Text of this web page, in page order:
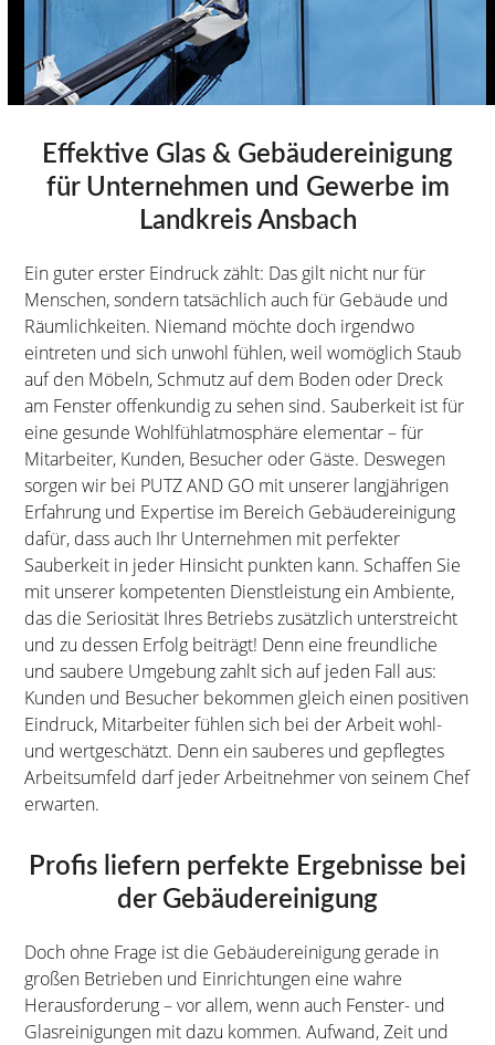
Effektive Glas & Gebäudereinigung
für Unternehmen und Gewerbe im
Landkreis Ansbach
Ein guter erster Eindruck zählt: Das gilt nicht nur für
Menschen, sondern tatsächlich auch für Gebäude und
Räumlichkeiten. Niemand möchte doch irgendwo
eintreten und sich unwohl fühlen, weil womöglich Staub
auf den Möbeln, Schmutz auf dem Boden oder Dreck
am Fenster offenkundig zu sehen sind. Sauberkeit ist für
eine gesunde Wohlfühlatmosphäre elementar – für
Mitarbeiter, Kunden, Besucher oder Gäste. Deswegen
sorgen wir bei PUTZ AND GO mit unserer langjährigen
Erfahrung und Expertise im Bereich Gebäudereinigung
dafür, dass auch Ihr Unternehmen mit perfekter
Sauberkeit in jeder Hinsicht punkten kann. Schaffen Sie
mit unserer kompetenten Dienstleistung ein Ambiente,
das die Seriosität Ihres Betriebs zusätzlich unterstreicht
und zu dessen Erfolg beiträgt! Denn eine freundliche
und saubere Umgebung zahlt sich auf jeden Fall aus:
Kunden und Besucher bekommen gleich einen positiven
Eindruck, Mitarbeiter fühlen sich bei der Arbeit wohl-
und wertgeschätzt. Denn ein sauberes und gepflegtes
Arbeitsumfeld darf jeder Arbeitnehmer von seinem Chef
erwarten.
Profis liefern perfekte Ergebnisse bei
der Gebäudereinigung
Doch ohne Frage ist die Gebäudereinigung gerade in
großen Betrieben und Einrichtungen eine wahre
Herausforderung – vor allem, wenn auch Fenster- und
Glasreinigungen mit dazu kommen. Aufwand, Zeit und